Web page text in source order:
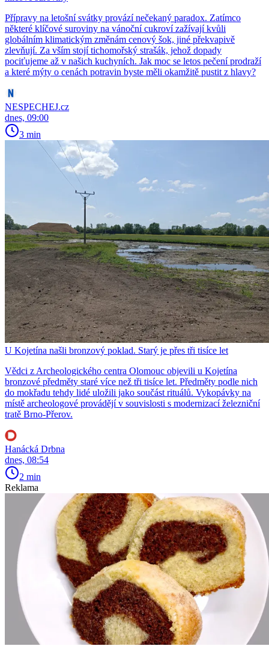
Přípravy na letošní svátky provází nečekaný paradox. Zatímco
některé klíčové suroviny na vánoční cukroví zažívají kvůli
globálním klimatickým změnám cenový šok, jiné překvapivě
zlevňují. Za vším stojí tichomořský strašák, jehož dopady
pociťujeme až v našich kuchyních. Jak moc se letos pečení prodraží
a které mýty o cenách potravin byste měli okamžitě pustit z hlavy?
NESPECHEJ.cz
dnes, 09:00
3 min
U Kojetína našli bronzový poklad. Starý je přes tři tisíce let
Vědci z Archeologického centra Olomouc objevili u Kojetína
bronzové předměty staré více než tři tisíce let. Předměty podle nich
do mokřadu tehdy lidé uložili jako součást rituálů. Vykopávky na
místě archeologové provádějí v souvislosti s modernizací železniční
tratě Brno-Přerov.
Hanácká Drbna
dnes, 08:54
2 min
Reklama